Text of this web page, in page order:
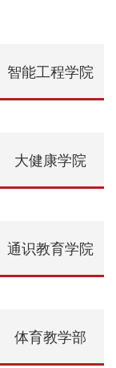
智能工程学院
大健康学院
通识教育学院
体育教学部